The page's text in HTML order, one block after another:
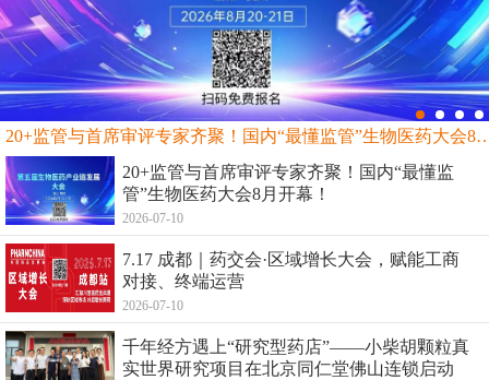
20+监管与首席审评专家齐聚！国内“最
20+监管与首席审评专家齐聚！国内“最懂监
管”生物医药大会8月开幕！
2026-07-10
7.17 成都｜药交会·区域增长大会，赋能工商
对接、终端运营
2026-07-10
千年经方遇上“研究型药店”——小柴胡颗粒真
实世界研究项目在北京同仁堂佛山连锁启动